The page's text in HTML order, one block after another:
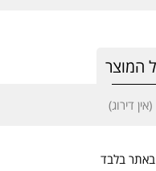
המוצר
(אין דירוג)
באתר בלבד